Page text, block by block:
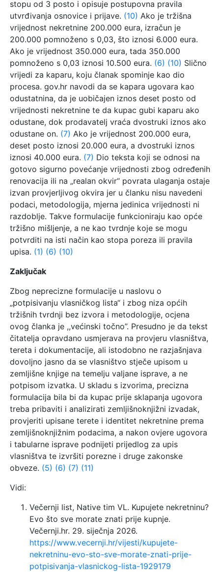
stopu od 3 posto i opisuje postupovna pravila
utvrđivanja osnovice i prijave. (10) Ako je tržišna
vrijednost nekretnine 200.000 eura, izračun je
200.000 pomnoženo s 0,03, što iznosi 6.000 eura.
Ako je vrijednost 350.000 eura, tada 350.000
pomnoženo s 0,03 iznosi 10.500 eura. (6) (10) Slično
vrijedi za kaparu, koju članak spominje kao dio
procesa. gov.hr navodi da se kapara ugovara kao
odustatnina, da je uobičajen iznos deset posto od
vrijednosti nekretnine te da kupac gubi kaparu ako
odustane, dok prodavatelj vraća dvostruki iznos ako
odustane on. (7) Ako je vrijednost 200.000 eura,
deset posto iznosi 20.000 eura, a dvostruki iznos
iznosi 40.000 eura. (7) Dio teksta koji se odnosi na
gotovo sigurno povećanje vrijednosti zbog određenih
renovacija ili na „realan okvir“ povrata ulaganja ostaje
izvan provjerljivog okvira jer u članku nisu navedeni
podaci, metodologija, mjerna jedinica vrijednosti ni
razdoblje. Takve formulacije funkcioniraju kao opće
tržišno mišljenje, a ne kao tvrdnje koje se mogu
potvrditi na isti način kao stopa poreza ili pravila
upisa. (1) (6) (10)
Zaključak
Zbog neprecizne formulacije u naslovu o
„potpisivanju vlasničkog lista“ i zbog niza općih
tržišnih tvrdnji bez izvora i metodologije, ocjena
ovog članka je ,,većinski točno”. Presudno je da tekst
čitatelja opravdano usmjerava na provjeru vlasništva,
tereta i dokumentacije, ali istodobno ne razjašnjava
dovoljno jasno da se vlasništvo stječe upisom u
zemljišne knjige na temelju valjane isprave, a ne
potpisom izvatka. U skladu s izvorima, precizna
formulacija bila bi da kupac prije sklapanja ugovora
treba pribaviti i analizirati zemljišnoknjižni izvadak,
provjeriti upisane terete i identitet nekretnine prema
zemljišnoknjižnim podacima, a nakon ovjere ugovora
i tabularne isprave podnijeti prijedlog za upis
vlasništva te izvršiti porezne i druge zakonske
obveze. (5) (6) (7) (11)
Vidi:
Večernji list, Native tim VL. Kupujete nekretninu?
Evo što sve morate znati prije kupnje.
Večernji.hr. 29. siječnja 2026.
https://www.vecernji.hr/vijesti/kupujete-
nekretninu-evo-sto-sve-morate-znati-prije-
potpisivanja-vlasnickog-lista-1929179